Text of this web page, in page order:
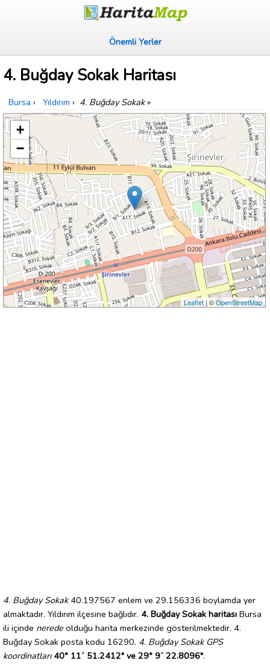
Önemli Yerler
4. Buğday Sokak Haritası
Bursa › Yıldırım › 4. Buğday Sokak»
+
−
Leaflet| ©OpenStreetMap
4. Buğday Sokak40.197567 enlem ve 29.156336 boylamda yer
almaktadır. Yıldırım ilçesine bağlıdır. 4. Buğday Sokak haritası Bursa
ili içinde nerede olduğu harita merkezinde gösterilmektedir. 4.
Buğday Sokak posta kodu 16290. 4. Buğday Sokak GPS
koordinatları 40° 11´ 51.2412" ve 29° 9´ 22.8096".